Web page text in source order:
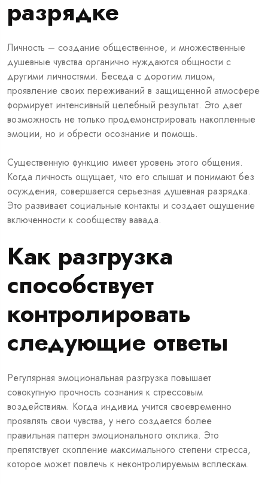
разрядке
Личность – создание общественное, и множественные
душевные чувства органично нуждаются общности с
другими личностями. Беседа с дорогим лицом,
проявление своих переживаний в защищенной атмосфере
формирует интенсивный целебный результат. Это дает
возможность не только продемонстрировать накопленные
эмоции, но и обрести осознание и помощь.
Существенную функцию имеет уровень этого общения.
Когда личность ощущает, что его слышат и понимают без
осуждения, совершается серьезная душевная разрядка.
Это развивает социальные контакты и создает ощущение
включенности к сообществу вавада.
Как разгрузка
способствует
контролировать
следующие ответы
Регулярная эмоциональная разгрузка повышает
совокупную прочность сознания к стрессовым
воздействиям. Когда индивид учится своевременно
проявлять свои чувства, у него создается более
правильная паттерн эмоционального отклика. Это
препятствует скопление максимального степени стресса,
которое может повлечь к неконтролируемым всплескам.